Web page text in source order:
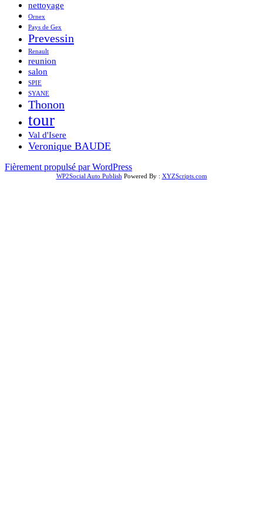
nettoyage
Ornex
Pays de Gex
Prevessin
Renault
reunion
salon
SPIE
SYANE
Thonon
tour
Val d'Isere
Veronique BAUDE
Fièrement propulsé par WordPress
WP2Social Auto Publish Powered By : XYZScripts.com